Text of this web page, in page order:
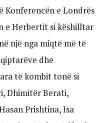
Konferencën e Londrës
e Herbertit si këshilltar
një nga miqtë më të
dhe
të kombit tonë si
Dhimitër Berati,
Prishtina, Isa